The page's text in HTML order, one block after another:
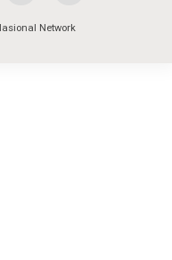
Network